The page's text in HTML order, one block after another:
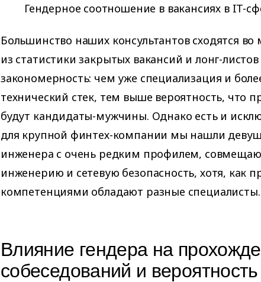
Гендерное соотношение в вакансиях в IT-
Большинство наших консультантов сходятся
из статистики закрытых вакансий и лонг-
закономерность: чем уже специализация и
технический стек, тем выше вероятность, что
будут кандидаты-мужчины. Однако есть и
для крупной финтех-компании мы нашли
инженера с очень редким профилем,
инженерию и сетевую безопасность, хотя, как
компетенциями обладают разные специалисты.
Влияние гендера на
собеседований и